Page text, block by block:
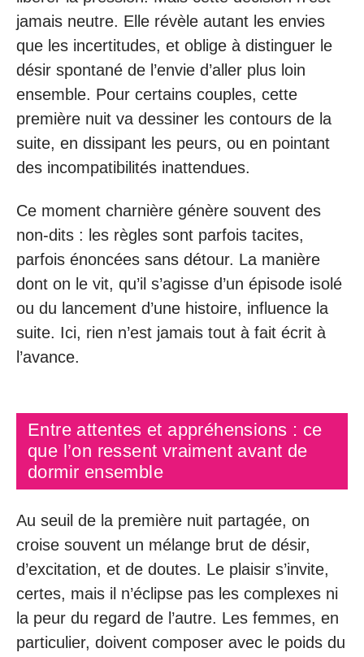
jamais neutre. Elle révèle autant les envies
que les incertitudes, et oblige à distinguer le
désir spontané de l’envie d’aller plus loin
ensemble. Pour certains couples, cette
première nuit va dessiner les contours de la
suite, en dissipant les peurs, ou en pointant
des incompatibilités inattendues.
Ce moment charnière génère souvent des
non-dits : les règles sont parfois tacites,
parfois énoncées sans détour. La manière
dont on le vit, qu’il s’agisse d’un épisode isolé
ou du lancement d’une histoire, influence la
suite. Ici, rien n’est jamais tout à fait écrit à
l’avance.
Entre attentes et appréhensions : ce
que l’on ressent vraiment avant de
dormir ensemble
Au seuil de la première nuit partagée, on
croise souvent un mélange brut de désir,
d’excitation, et de doutes. Le plaisir s’invite,
certes, mais il n’éclipse pas les complexes ni
la peur du regard de l’autre. Les femmes, en
particulier, doivent composer avec le poids du